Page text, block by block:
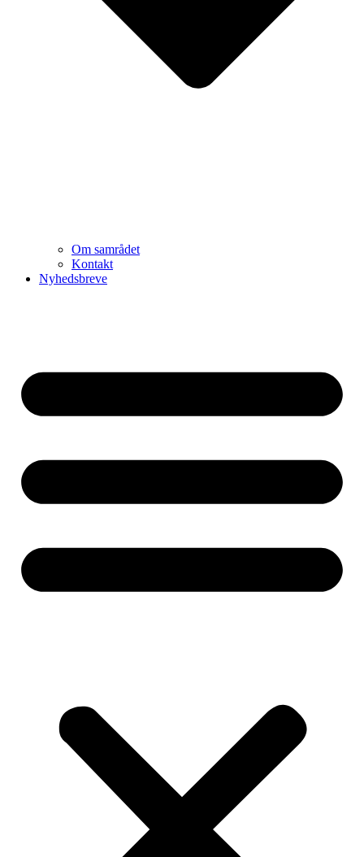
Om samrådet
Kontakt
Nyhedsbreve